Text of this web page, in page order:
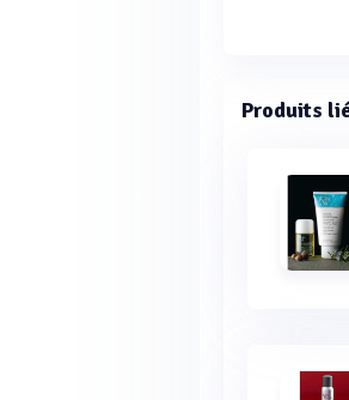
Produits